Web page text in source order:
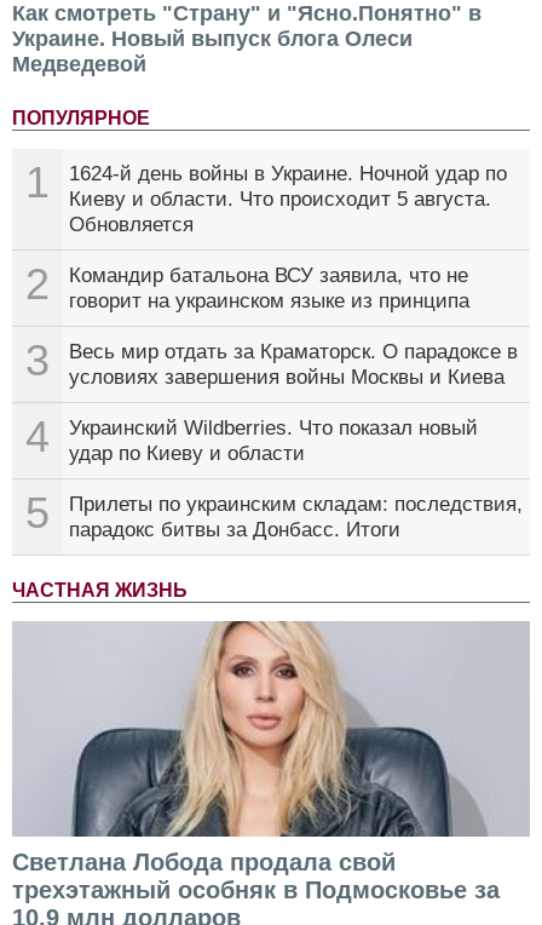
Как смотреть "Страну" и "Ясно.Понятно" в
Украине. Новый выпуск блога Олеси
Медведевой
ПОПУЛЯРНОЕ
1
1624-й день войны в Украине. Ночной удар по
Киеву и области. Что происходит 5 августа.
Обновляется
2
Командир батальона ВСУ заявила, что не
говорит на украинском языке из принципа
3
Весь мир отдать за Краматорск. О парадоксе в
условиях завершения войны Москвы и Киева
4
Украинский Wildberries. Что показал новый
удар по Киеву и области
5
Прилеты по украинским складам: последствия,
парадокс битвы за Донбасс. Итоги
ЧАСТНАЯ ЖИЗНЬ
Светлана Лобода продала свой
трехэтажный особняк в Подмосковье за
10,9 млн долларов